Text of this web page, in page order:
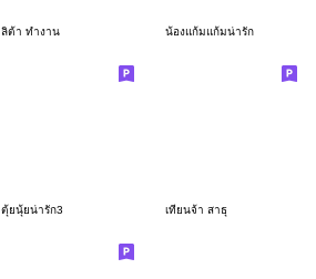
ลิต้า ทำงาน น้องแก้มแก้มน่ารัก
ตุ้ยนุ้ยน่ารัก3 เทียนจ้า สาธุ